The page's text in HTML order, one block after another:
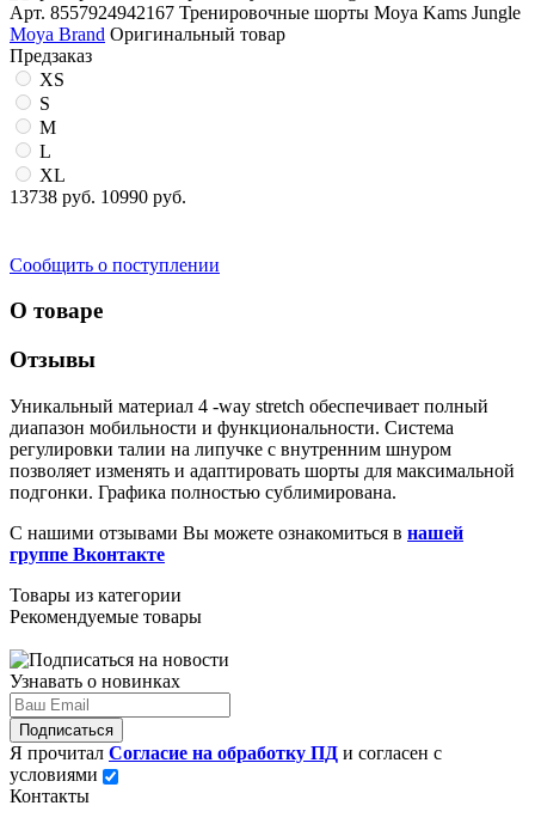
Арт. 8557924942167 Тренировочные шорты Moya Kams Jungle
Moya Brand Оригинальный товар
Предзаказ
XS
S
M
L
XL
13738 руб. 10990 руб.
Сообщить о поступлении
О товаре
Отзывы
Уникальный материал 4 -way stretch обеспечивает полный
диапазон мобильности и функциональности. Система
регулировки талии на липучке с внутренним шнуром
позволяет изменять и адаптировать шорты для максимальной
подгонки. Графика полностью сублимирована.
С нашими отзывами Вы можете ознакомиться в нашей
группе Вконтакте
Товары из категории
Рекомендуемые товары
Узнавать о новинках
Подписаться
Я прочитал Согласие на обработку ПД и согласен с
условиями
Контакты